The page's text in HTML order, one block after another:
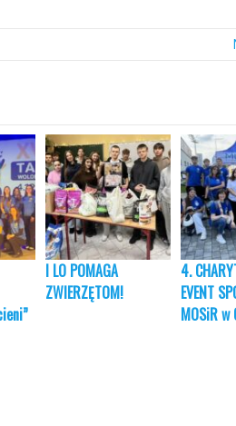
I LO POMAGA
ZWIERZĘTOM!
4.
EVENT
MOSiR